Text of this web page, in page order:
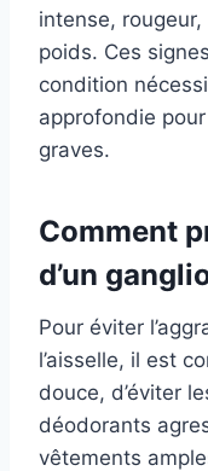
intense,
poids. Ces
condition
approfondie
graves.
Comment
d’un
Pour éviter
l’aisselle, il est
douce, d’éviter
déodorants
vêtements